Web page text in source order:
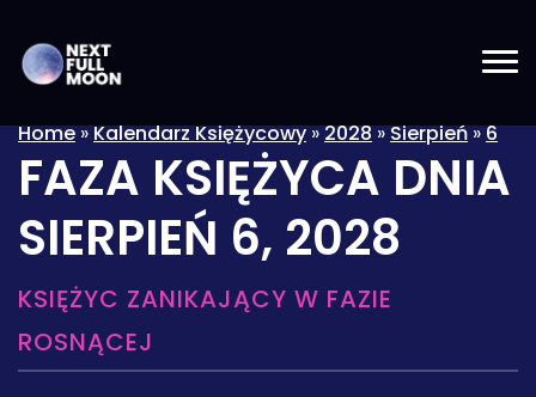
Home»Kalendarz Księżycowy»2028»Sierpień»6
FAZA KSIĘŻYCA DNIA
SIERPIEŃ 6, 2028
KSIĘŻYC ZANIKAJĄCY W FAZIE
ROSNĄCEJ